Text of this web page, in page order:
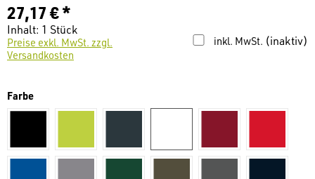
27,17 € *
Inhalt: 1 Stück
inkl. MwSt. (inaktiv)
Preise exkl. MwSt. zzgl.
Versandkosten
Farbeauswählen